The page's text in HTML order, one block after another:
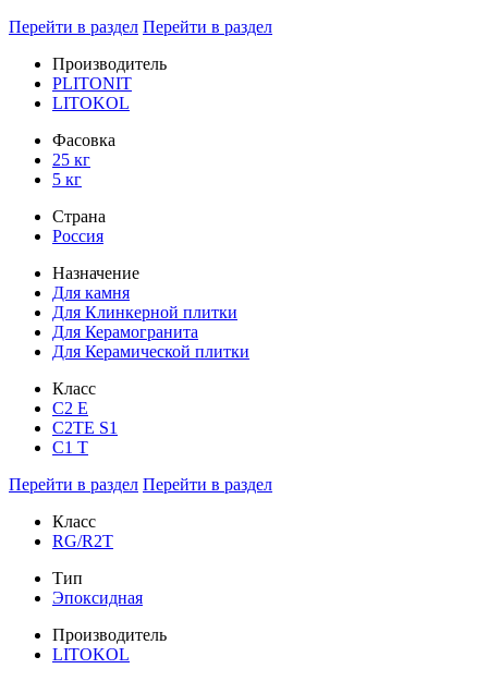
Перейти в раздел Перейти в раздел
Производитель
PLITONIT
LITOKOL
Фасовка
25 кг
5 кг
Страна
Россия
Назначение
Для камня
Для Клинкерной плитки
Для Керамогранита
Для Керамической плитки
Класс
С2 Е
C2TE S1
C1 T
Перейти в раздел Перейти в раздел
Класс
RG/R2T
Тип
Эпоксидная
Производитель
LITOKOL